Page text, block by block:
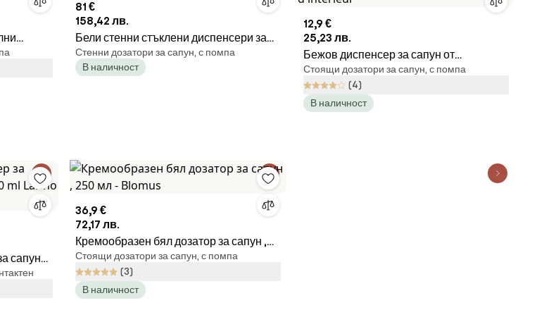
81 €
158,42 лв.
Бели стенни стъклени диспенсери за
сапун 3 бр. 350 ml Kirei – Blomus
Стенни дозатори за сапун, с помпа
В наличност
12,9 €
25,23 лв.
Бежов диспенсер за сапун от
полирезин 350 ml Niagara – douceur
d'intérieur
Стоящи дозатори за сапун, с помпа
(4)
В наличност
сапун
-
36,9 €
72,17 лв.
Кремообразен бял дозатор за сапун ,
250 мл - Blomus
Стоящи дозатори за сапун, с помпа
(3)
В наличност